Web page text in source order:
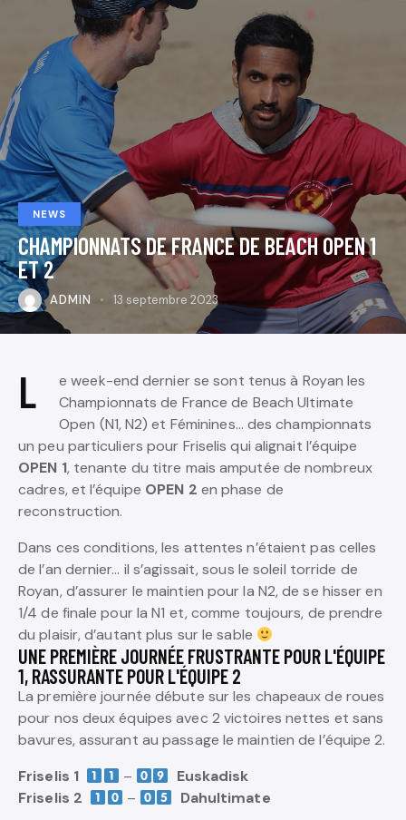
NEWS
CHAMPIONNATS DE FRANCE DE BEACH OPEN 1
ET 2
ADMIN 13 septembre 2023
L
e week-end dernier se sont tenus à Royan les
Championnats de France de Beach Ultimate
Open (N1, N2) et Féminines… des championnats
un peu particuliers pour Friselis qui alignait l’équipe
OPEN 1, tenante du titre mais amputée de nombreux
cadres, et l’équipe OPEN 2 en phase de
reconstruction.
Dans ces conditions, les attentes n’étaient pas celles
de l’an dernier… il s’agissait, sous le soleil torride de
Royan, d’assurer le maintien pour la N2, de se hisser en
1/4 de finale pour la N1 et, comme toujours, de prendre
du plaisir, d’autant plus sur le sable
UNE PREMIÈRE JOURNÉE FRUSTRANTE POUR L'ÉQUIPE
1, RASSURANTE POUR L'ÉQUIPE 2
La première journée débute sur les chapeaux de roues
pour nos deux équipes avec 2 victoires nettes et sans
bavures, assurant au passage le maintien de l’équipe 2.
Friselis 1
–
Euskadisk
Friselis 2
–
Dahultimate